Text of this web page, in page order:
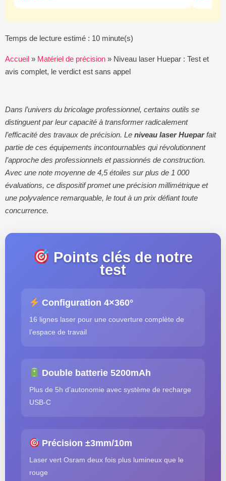
Temps de lecture estimé : 10 minute(s)
Accueil » Matériel de précision » Niveau laser Huepar : Test et
avis complet, le verdict est sans appel
Dans l’univers du bricolage professionnel, certains outils se
distinguent par leur capacité à transformer radicalement
l’efficacité des travaux de précision. Le niveau laser Hueparfait
partie de ces équipements incontournables qui révolutionnent
l’approche des professionnels et passionnés de construction.
Avec une note moyenne de 4,5 étoiles sur plus de 1 000
évaluations, ce dispositif promet une précision millimétrique et
une polyvalence remarquable, le tout à un prix défiant toute
concurrence.
Points clés de notre
test
Configuration 4×360°
16 lignes laser pour une couverture complète de
l’espace de travail
Double batterie 5200mAh
Plus de 5h d’autonomie avec système de recharge
USB-C
Précision ±3mm/10m
Laser vert Osram deux fois plus lumineux que le
rouge